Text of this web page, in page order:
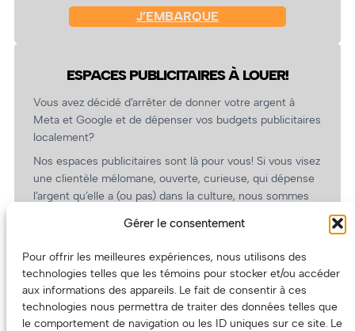
Gérer le consentement
Pour offrir les meilleures expériences, nous utilisons des
technologies telles que les témoins pour stocker et/ou accéder
aux informations des appareils. Le fait de consentir à ces
technologies nous permettra de traiter des données telles que
le comportement de navigation ou les ID uniques sur ce site. Le
J’EMBARQUE
ESPACES PUBLICITAIRES À LOUER!
Vous avez décidé d’arrêter de donner votre argent à
Meta et Google et de dépenser vos budgets publicitaires
localement?
Nos espaces publicitaires sont là pour vous! Si vous visez
une clientèle mélomane, ouverte, curieuse, qui dépense
l’argent qu’elle a (ou pas) dans la culture, nous sommes
revient.
(Oui, on va avoir des tarifs spéciaux pour vous, les
artistes!)